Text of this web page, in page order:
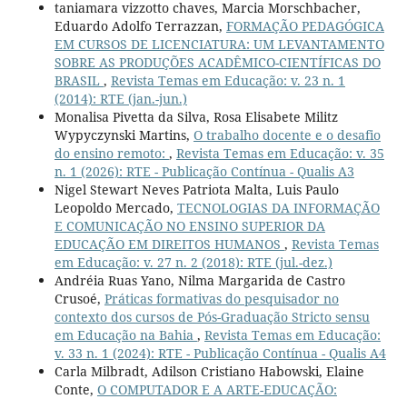
taniamara vizzotto chaves, Marcia Morschbacher,
Eduardo Adolfo Terrazzan, FORMAÇÃO PEDAGÓGICA
EM CURSOS DE LICENCIATURA: UM LEVANTAMENTO
SOBRE AS PRODUÇÕES ACADÊMICO-CIENTÍFICAS DO
BRASIL , Revista Temas em Educação: v. 23 n. 1
(2014): RTE (jan.-jun.)
Monalisa Pivetta da Silva, Rosa Elisabete Militz
Wypyczynski Martins, O trabalho docente e o desafio
do ensino remoto: , Revista Temas em Educação: v. 35
n. 1 (2026): RTE - Publicação Contínua - Qualis A3
Nigel Stewart Neves Patriota Malta, Luis Paulo
Leopoldo Mercado, TECNOLOGIAS DA INFORMAÇÃO
E COMUNICAÇÃO NO ENSINO SUPERIOR DA
EDUCAÇÃO EM DIREITOS HUMANOS , Revista Temas
em Educação: v. 27 n. 2 (2018): RTE (jul.-dez.)
Andréia Ruas Yano, Nilma Margarida de Castro
Crusoé, Práticas formativas do pesquisador no
contexto dos cursos de Pós-Graduação Stricto sensu
em Educação na Bahia , Revista Temas em Educação:
v. 33 n. 1 (2024): RTE - Publicação Contínua - Qualis A4
Carla Milbradt, Adilson Cristiano Habowski, Elaine
Conte, O COMPUTADOR E A ARTE-EDUCAÇÃO: